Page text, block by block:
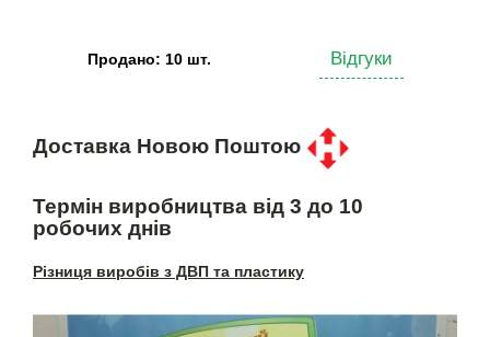
Продано: 10 шт. Відгуки
Доставка Новою Поштою
Термін виробництва від 3 до 10
робочих днів
Різниця виробів з ДВП та пластику